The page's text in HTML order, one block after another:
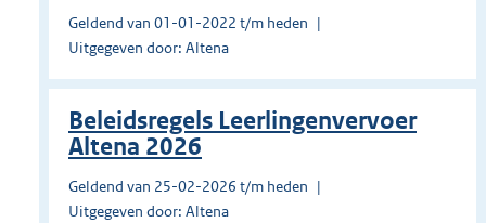
Geldend van 01-01-2022 t/m heden
Uitgegeven door: Altena
Beleidsregels Leerlingenvervoer
Altena 2026
Geldend van 25-02-2026 t/m heden
Uitgegeven door: Altena